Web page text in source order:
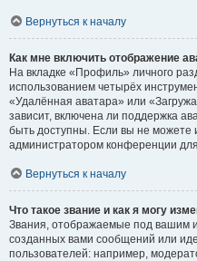
Вернуться к началу
Как мне включить отображение
На вкладке «Профиль» личного
использованием четырёх
«Удалённая аватара» или
зависит, включена ли поддержка
быть доступны. Если вы не можете
администратором конференции
Вернуться к началу
Что такое звание и как я могу
Звания, отображаемые под вашим
созданных вами сообщений или
пользователей: например,